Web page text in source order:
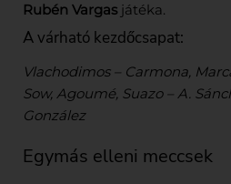
Rubén Vargas játéka.
A várható kezdőcsapat:
Vlachodimos – Carmona,
Sow, Agoumé, Suazo – A.
González
Egymás elleni meccsek